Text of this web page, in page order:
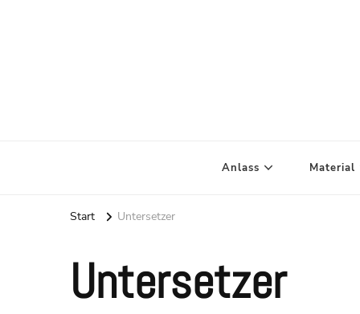
Anlass Material
Start Untersetzer
Untersetzer